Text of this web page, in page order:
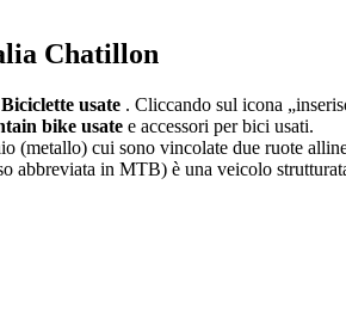
Chatillon
Biciclette usate . Cliccando sul icona
bike usate e accessori per bici usati.
(metallo) cui sono vincolate due ruote
abbreviata in MTB) è una veicolo